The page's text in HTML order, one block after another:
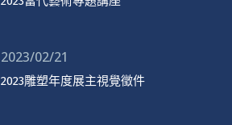
2023/02/21
2023雕塑年度展主視覺徵件